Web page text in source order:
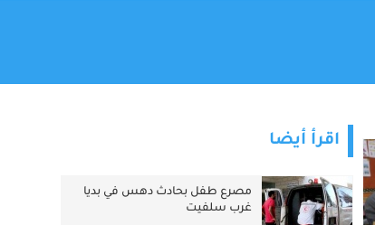
اقرأ أيضا
مصرع طفل بحادث دهس في بديا
غرب سلفيت